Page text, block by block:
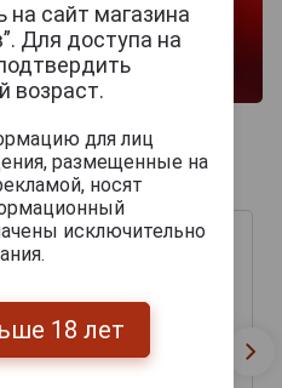
BAR KEEP
сайт магазина
Для доступа на
возраст.
для лиц
размещенные на
носят
исключительно
18 лет